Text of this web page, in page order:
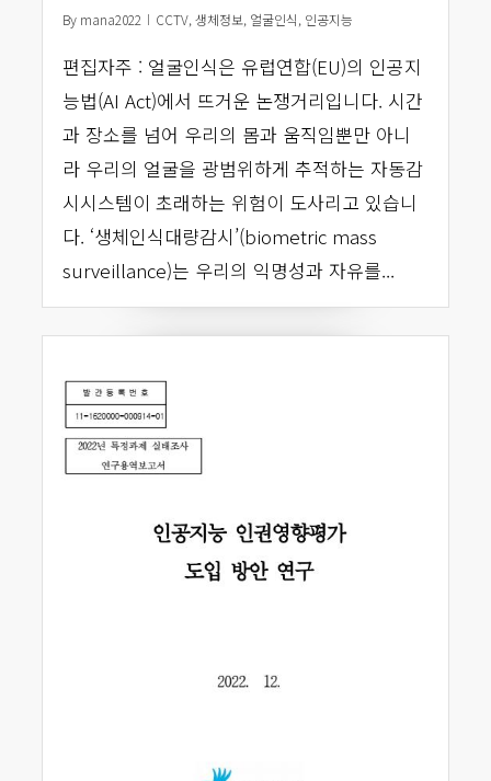
By mana2022 CCTV,생체정보, 얼굴인식, 인공지능
편집자주 : 얼굴인식은 유럽연합(EU)의 인공지
능법(AI Act)에서 뜨거운 논쟁거리입니다. 시간
과 장소를 넘어 우리의 몸과 움직임뿐만 아니
라 우리의 얼굴을 광범위하게 추적하는 자동감
시시스템이 초래하는 위험이 도사리고 있습니
다. ‘생체인식대량감시’(biometric mass
surveillance)는 우리의 익명성과 자유를...